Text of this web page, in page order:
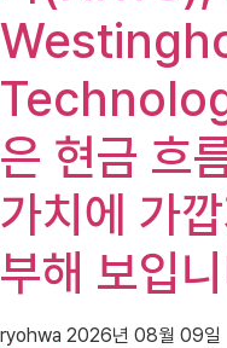
은 현금 흐
가치에 가
부해 보입
ryohwa 2026년 08월 09일